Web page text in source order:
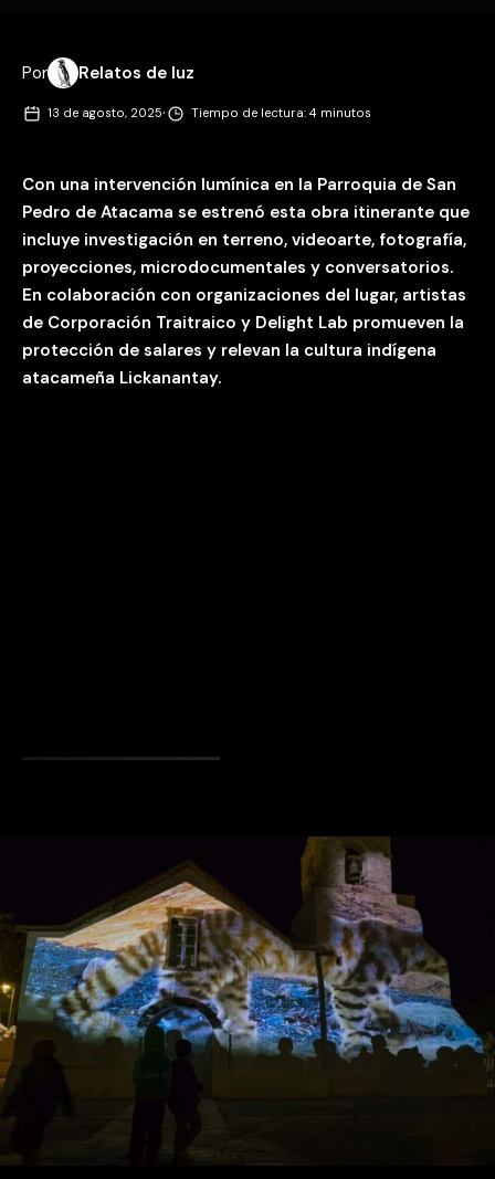
Por Relatos de luz
13 de agosto, 2025· Tiempo de lectura: 4 minutos
Con una intervención lumínica en la Parroquia de San
Pedro de Atacama se estrenó esta obra itinerante que
incluye investigación en terreno, videoarte, fotografía,
proyecciones, microdocumentales y conversatorios.
En colaboración con organizaciones del lugar, artistas
de Corporación Traitraico y Delight Lab promueven la
protección de salares y relevan la cultura indígena
atacameña Lickanantay.